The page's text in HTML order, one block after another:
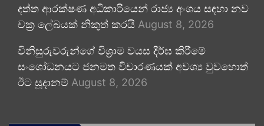
දත්ත ආරක්ෂණ අධිකාරියෙන් රාජ්‍ය අංශය සඳහා නව
චක්‍ර ලේඛයක් නිකුත් කරයි August 8, 2026
විනිසුරුවරුන්ගේ විශ්‍රාම වයස දීර්ඝ කිරීමේ
සංශෝධනයට ජනමත විචාරණයක් අවශ්‍ය වුවහොත්
ඊට සූදානම් August 8, 2026